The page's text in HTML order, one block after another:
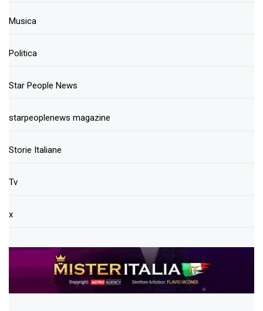
Musica
Politica
Star People News
starpeoplenews magazine
Storie Italiane
Tv
x